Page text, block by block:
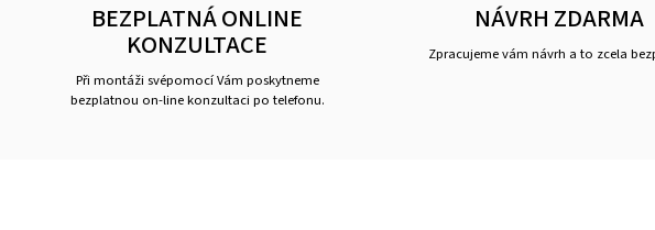
BEZPLATNÁ ONLINE
KONZULTACE
Při montáži svépomocí Vám poskytneme
bezplatnou on-line konzultaci po telefonu.
NÁVRH ZDARMA
Zpracujeme vám návrh a to zcela